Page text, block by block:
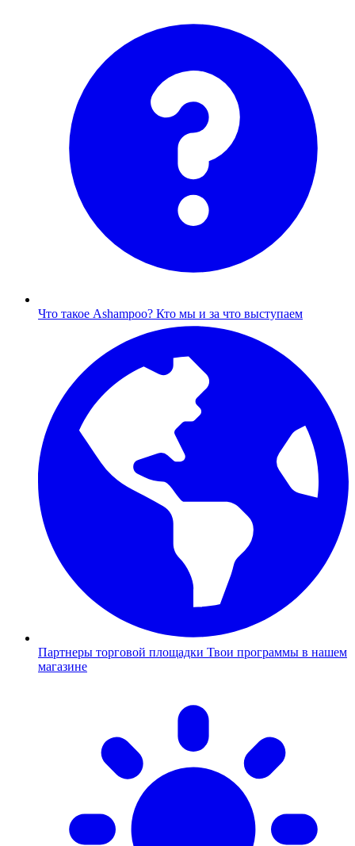
Что такое Ashampoo? Кто мы и за что выступаем
Партнеры торговой площадки Твои программы в нашем
магазине